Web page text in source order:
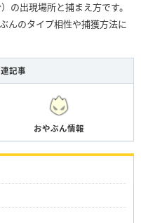
の出現場所と捕まえ方です。
んのタイプ相性や捕獲方法に
記事
おやぶん情報